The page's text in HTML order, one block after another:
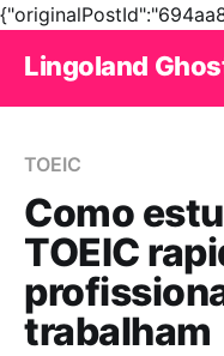
Lingoland
TOEIC
Como
TOEIC
trabalham